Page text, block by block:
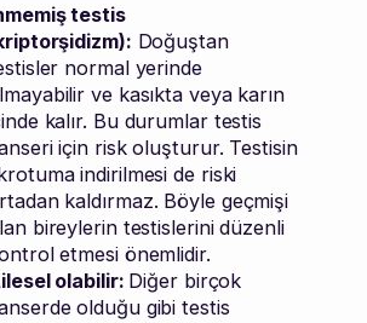
testis
Doğuştan
normal yerinde
ve kasıkta veya karın
kalır. Bu durumlar testis
için risk oluşturur. Testisin
indirilmesi de riski
kaldırmaz. Böyle geçmişi
bireylerin testislerini düzenli
etmesi önemlidir.
olabilir: Diğer birçok
olduğu gibi testis